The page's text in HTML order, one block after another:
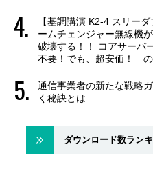
【基調講演 K2-4 スリー
ームチェンジャー無線機
破壊する！！ コアサーバ
不要！でも、超安価！
通信事業者の新たな戦略
く秘訣とは
ダウンロード数ラン